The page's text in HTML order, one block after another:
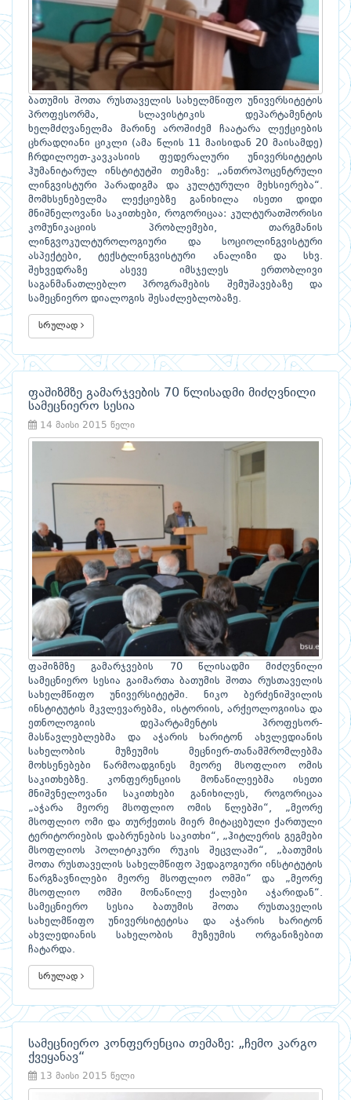
ბათუმის შოთა რუსთაველის სახელმწიფო უნივერსიტეტის
პროფესორმა, სლავისტიკის დეპარტამენტის
ხელმძღვანელმა მარინე აროშიძემ ჩაატარა ლექციების
ცხრადღიანი ციკლი (ამა წლის 11 მაისიდან 20 მაისამდე)
ჩრდილოეთ-კავკასიის ფედერალური უნივერსიტეტის
ჰუმანიტარულ ინსტიტუტში თემაზე: „ანთროპოცენტრული
ლინგვისტური პარადიგმა და კულტურული მეხსიერება“.
მომხსენებელმა ლექციებზე განიხილა ისეთი დიდი
მნიშნელოვანი საკითხები, როგორიცაა: კულტურათშორისი
კომუნიკაციის პრობლემები, თარგმანის
ლინგვოკულტუროლოგიური და სოციოლინგვისტური
ასპექტები, ტექსტლინგვისტური ანალიზი და სხვ.
შეხვედრაზე ასევე იმსჯელეს ერთობლივი
საგანმანათლებლო პროგრამების შემუშავებაზე და
სამეცნიერო დიალოგის შესაძლებლობაზე.
სრულად
ფაშიზმზე გამარჯვების 70 წლისადმი მიძღვნილი
სამეცნიერო სესია
14 მაისი 2015 წელი
ფაშიზმზე გამარჯვების 70 წლისადმი მიძღვნილი
სამეცნიერო სესია გაიმართა ბათუმის შოთა რუსთაველის
სახელმწიფო უნივერსიტეტში. ნიკო ბერძენიშვილის
ინსტიტუტის მკვლევარებმა, ისტორიის, არქეოლოგიისა და
ეთნოლოგიის დეპარტამენტის პროფესორ-
მასწავლებლებმა და აჭარის ხარიტონ ახვლედიანის
სახელობის მუზეუმის მეცნიერ-თანამშრომლებმა
მოხსენებები წარმოადგინეს მეორე მსოფლიო ომის
საკითხებზე. კონფერენციის მონაწილეებმა ისეთი
მნიშვნელოვანი საკითხები განიხილეს, როგორიცაა
„აჭარა მეორე მსოფლიო ომის წლებში“, „მეორე
მსოფლიო ომი და თურქეთის მიერ მიტაცებული ქართული
ტერიტორიების დაბრუნების საკითხი“, „ჰიტლერის გეგმები
მსოფლიოს პოლიტიკური რუკის შეცვლაში“, „ბათუმის
შოთა რუსთაველის სახელმწიფო პედაგოგიური ინსტიტუტის
წარგზავნილები მეორე მსოფლიო ომში“ და „მეორე
მსოფლიო ომში მონაწილე ქალები აჭარიდან“.
სამეცნიერო სესია ბათუმის შოთა რუსთაველის
სახელმწიფო უნივერსიტეტისა და აჭარის ხარიტონ
ახვლედიანის სახელობის მუზეუმის ორგანიზებით
ჩატარდა.
სრულად
სამეცნიერო კონფერენცია თემაზე: „ჩემო კარგო
ქვეყანავ“
13 მაისი 2015 წელი